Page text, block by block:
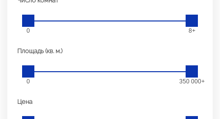
0 8+
Площадь (кв. м.)
0 350 000+
Цена